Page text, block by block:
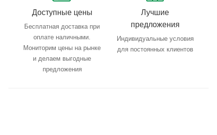
Доступные цены
Бесплатная доставка при
оплате наличными.
Мониторим цены на рынке
и делаем выгодные
предложения
Лучшие
предложения
Индивидуальные условия
для постоянных клиентов